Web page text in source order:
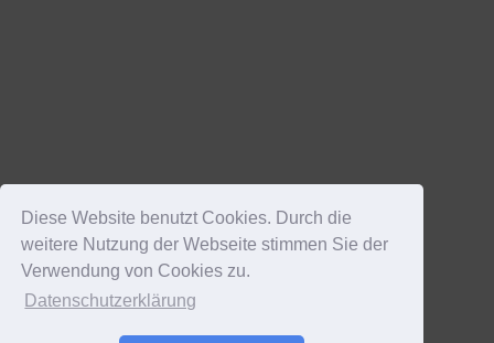
Diese Website benutzt Cookies. Durch die
weitere Nutzung der Webseite stimmen Sie der
Verwendung von Cookies zu.
Datenschutzerklärung